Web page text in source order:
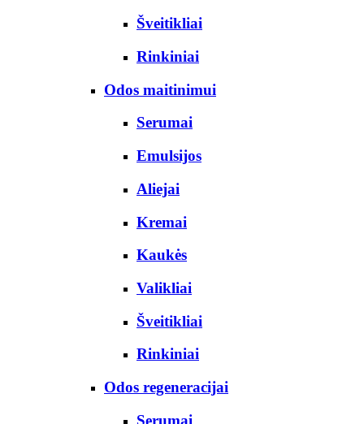
Šveitikliai
Rinkiniai
Odos maitinimui
Serumai
Emulsijos
Aliejai
Kremai
Kaukės
Valikliai
Šveitikliai
Rinkiniai
Odos regeneracijai
Serumai